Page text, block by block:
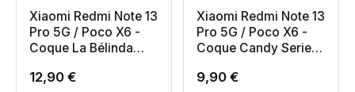
Xiaomi Redmi Note 13
Pro 5G / Poco X6 -
Coque La Bélinda
12,90 €
Xiaomi Redmi Note 13
Pro 5G / Poco X6 -
Coque Candy Series
9,90 €